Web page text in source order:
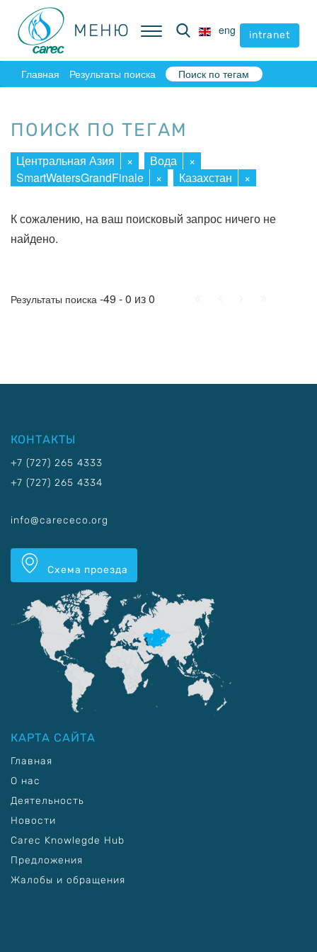
МЕНЮ eng intranet
МЕНЮ eng intranet
Главная Результаты поиска Поиск по тегам
ПОИСК ПО ТЕГАМ
Центральная Азия × Вода
×
SmartWatersGrandFinale
× Казахстан ×
К сожалению, на ваш поисковый запрос ничего не
найдено.
Результаты поиска -49 - 0 из 0
КОНТАКТЫ
+7 (727) 265 4333
+7 (727) 265 4334
info@carececo.org
Схема проезда
КАРТА САЙТА
Главная
О нас
Деятельность
Новости
Carec Knowlegde Hub
Предложения
Жалобы и обращения